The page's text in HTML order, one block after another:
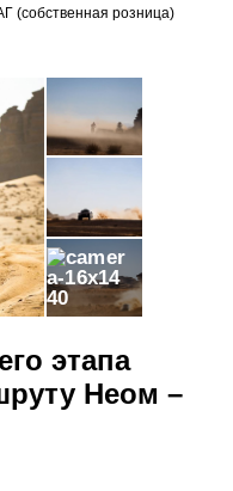
(собственная розница)
40
этапа
Неом –